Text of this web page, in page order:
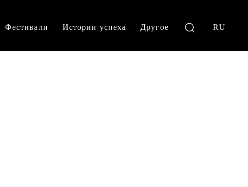
Фестивали Истории успеха Другое RU